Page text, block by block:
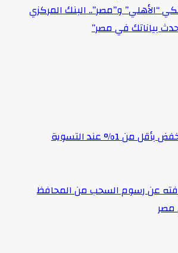
“الأهلي” و”مصر”.. البنك المركزي
بياناتك في مصر”
من 1% عند التسوية
عن رسوم السحب من المحافظ
مصر